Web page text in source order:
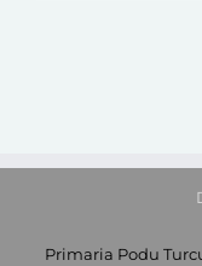
Primaria Podu